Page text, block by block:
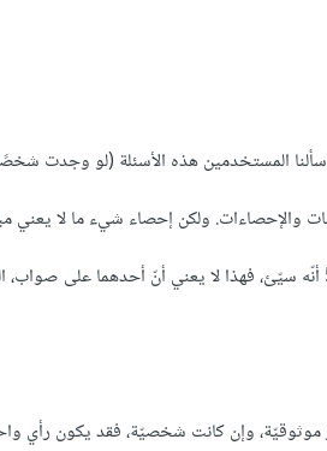
سألنا المستخدمين هذه الأسئلة (لو وجدت
والإحصاءات. ولكن إحصاء شيء ما لا يعني
: لو قال 102 من الناس أن شيئًا ما جيّد، وقال 50 أنّه سيّئ، فهذا لا
وإن كانت شخصيّة، فقد يكون رأي